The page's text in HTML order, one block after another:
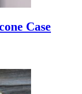
Case